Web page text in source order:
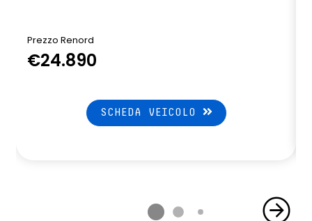
Prezzo Renord
€24.890
SCHEDA VEICOLO